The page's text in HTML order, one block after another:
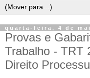
quarta-feira, 4 de
Provas e
Trabalho - TRT
Direito